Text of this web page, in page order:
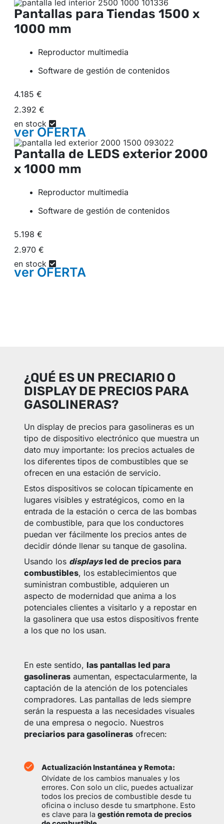
Pantallas para Tiendas 1500 x
1000 mm
Reproductor multimedia
Software de gestión de contenidos
4.185 €
2.392 €
en stock
verOFERTA
Pantalla de LEDS exterior 2000
x 1000 mm
Reproductor multimedia
Software de gestión de contenidos
5.198 €
2.970 €
en stock
verOFERTA
¿QUÉ ES UN PRECIARIO O
DISPLAY DE PRECIOS PARA
GASOLINERAS?
Un display de precios para gasolineras es un
tipo de dispositivo electrónico que muestra un
dato muy importante: los precios actuales de
los diferentes tipos de combustibles que se
ofrecen en una estación de servicio.
Estos dispositivos se colocan típicamente en
lugares visibles y estratégicos, como en la
entrada de la estación o cerca de las bombas
de combustible, para que los conductores
puedan ver fácilmente los precios antes de
decidir dónde llenar su tanque de gasolina.
Usando los displaysled de precios para
combustibles, los establecimientos que
suministran combustible, adquieren un
aspecto de modernidad que anima a los
potenciales clientes a visitarlo y a repostar en
la gasolinera que usa estos dispositivos frente
a los que no los usan.
En este sentido, las pantallas led para
gasolineras aumentan, espectacularmente, la
captación de la atención de los potenciales
compradores. Las pantallas de leds siempre
serán la respuesta a las necesidades visuales
de una empresa o negocio. Nuestros
preciarios para gasolineras ofrecen:
Actualización Instantánea y Remota:
Olvídate de los cambios manuales y los
errores. Con solo un clic, puedes actualizar
todos los precios de combustible desde tu
oficina o incluso desde tu smartphone. Esto
es clave para la gestión remota de precios